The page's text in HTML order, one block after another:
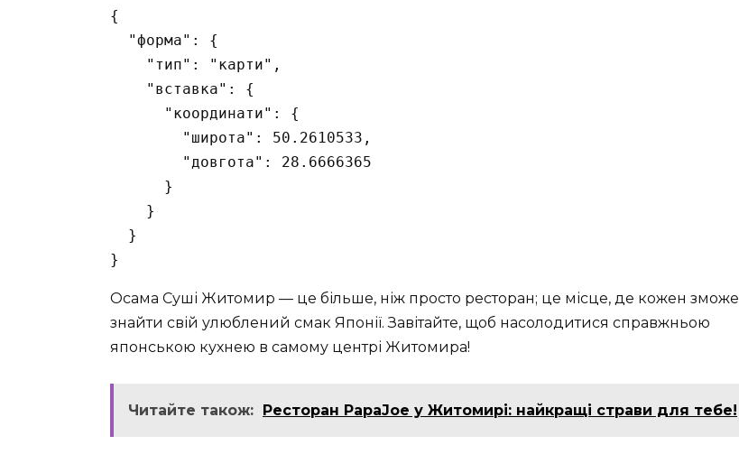
{
  "форма": {
    "тип": "карти",
    "вставка": {
      "координати": {
        "широта": 50.2610533,
        "довгота": 28.6666365
      }
    }
  }
}
Осамa Суші Житомир — це більше, ніж просто ресторан; це місце, де кожен зможе
знайти свій улюблений смак Японії. Завітайте, щоб насолодитися справжньою
японською кухнею в самому центрі Житомира!
Читайте також: Ресторан PapaJoe у Житомирі: найкращі страви для тебе!